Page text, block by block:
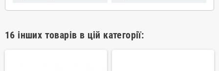
16 інших товарів в цій категорії: